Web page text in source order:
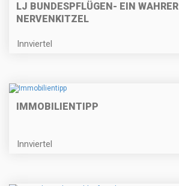
LJ BUNDESPFLÜGEN- EIN WAHRER
NERVENKITZEL
Innviertel
IMMOBILIENTIPP
Innviertel